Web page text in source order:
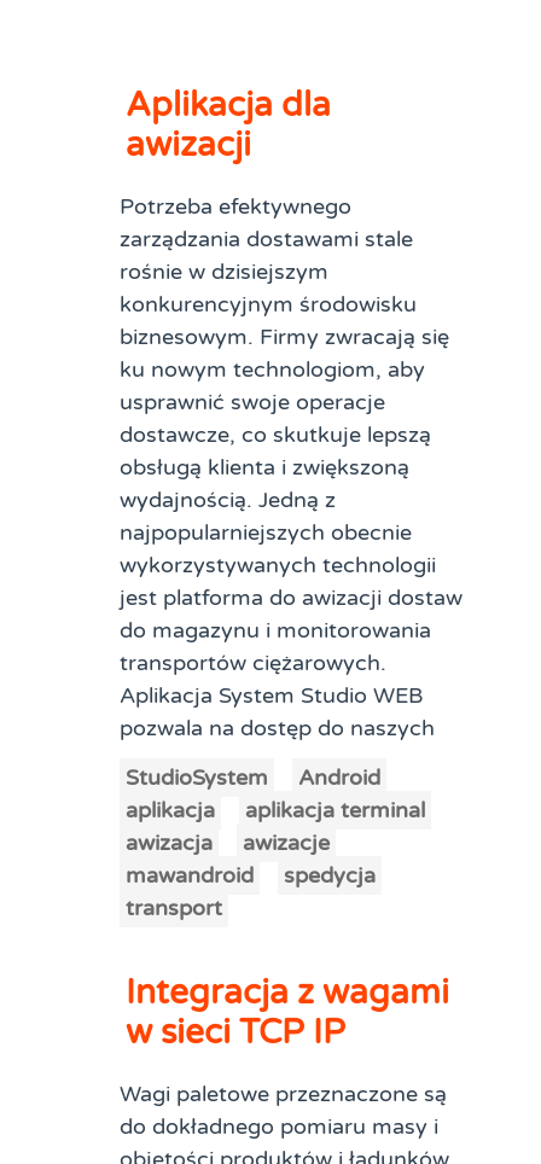
Aplikacja dla
awizacji
Potrzeba efektywnego
zarządzania dostawami stale
rośnie w dzisiejszym
konkurencyjnym środowisku
biznesowym. Firmy zwracają się
ku nowym technologiom, aby
usprawnić swoje operacje
dostawcze, co skutkuje lepszą
obsługą klienta i zwiększoną
wydajnością. Jedną z
najpopularniejszych obecnie
wykorzystywanych technologii
jest platforma do awizacji dostaw
do magazynu i monitorowania
transportów ciężarowych.
Aplikacja System Studio WEB
pozwala na dostęp do naszych
StudioSystem
Android
aplikacja
aplikacja terminal
awizacja
awizacje
mawandroid
spedycja
transport
Integracja z wagami
w sieci TCP IP
Wagi paletowe przeznaczone są
do dokładnego pomiaru masy i